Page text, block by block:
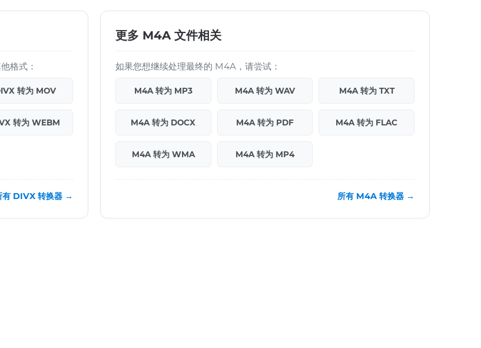
格式：
转为 MOV
转为 WEBM
有 DIVX 转换器 →
更多 M4A 文件相关
如果您想继续处理最终的 M4A，请尝试：
M4A 转为 MP3 M4A 转为 WAV M4A 转为 TXT
M4A 转为 DOCX M4A 转为 PDF M4A 转为 FLAC
M4A 转为 WMA M4A 转为 MP4
所有 M4A 转换器 →